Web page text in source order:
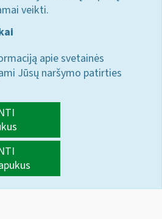
veikti.
apie svetainės
Jūsų naršymo patirties